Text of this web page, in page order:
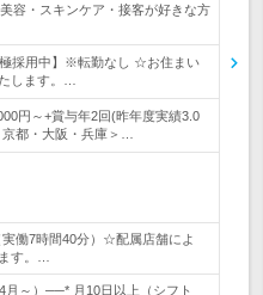
容・スキンケア・接客が好きな方
極採用中】※転勤なし ☆お住まい
します。…
円～+賞与年2回(昨年度実績3.0
都・大阪・兵庫＞…
働7時間40分）☆配属店舗によ
す。…
～）──* 月10日以上（シフト